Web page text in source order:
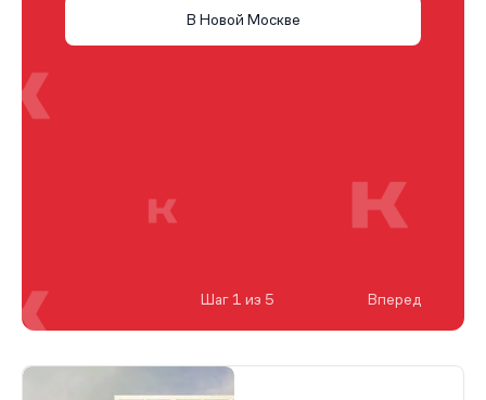
В Новой Москве
Шаг 1 из 5 Вперед